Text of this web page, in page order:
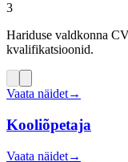
3
Hariduse valdkonna
kvalifikatsioonid.
Vaata näidet→
Kooliõpetaja
Vaata näidet→